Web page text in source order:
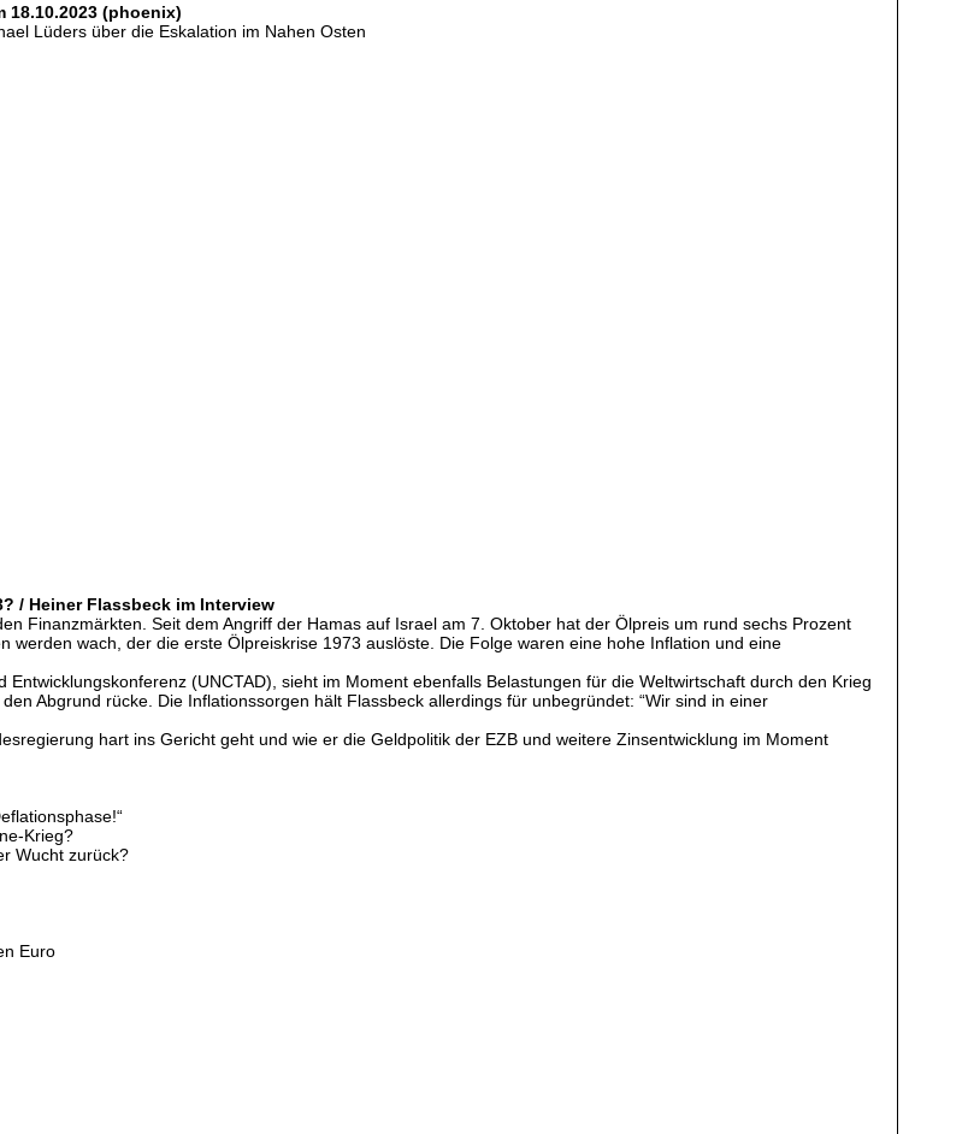
18.10.2023 (phoenix)
Lüders über die Eskalation im Nahen Osten
/ Heiner Flassbeck im Interview
Finanzmärkten. Seit dem Angriff der Hamas auf Israel am 7. Oktober hat der Ölpreis um rund sechs Prozent
wach, der die erste Ölpreiskrise 1973 auslöste. Die Folge waren eine hohe Inflation und eine
(UNCTAD), sieht im Moment ebenfalls Belastungen für die Weltwirtschaft durch den Krieg
Abgrund rücke. Die Inflationssorgen hält Flassbeck allerdings für unbegründet: “Wir sind in einer
hart ins Gericht geht und wie er die Geldpolitik der EZB und weitere Zinsentwicklung im Moment
Krieg?
Wucht zurück?
Euro